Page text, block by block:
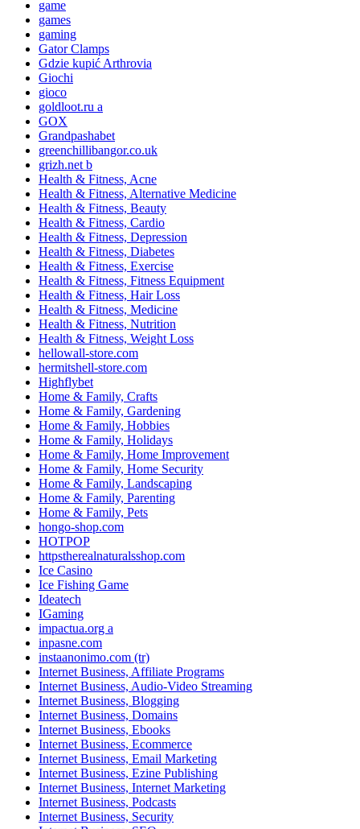
game
games
gaming
Gator Clamps
Gdzie kupić Arthrovia
Giochi
gioco
goldloot.ru a
GOX
Grandpashabet
greenchillibangor.co.uk
grizh.net b
Health & Fitness, Acne
Health & Fitness, Alternative Medicine
Health & Fitness, Beauty
Health & Fitness, Cardio
Health & Fitness, Depression
Health & Fitness, Diabetes
Health & Fitness, Exercise
Health & Fitness, Fitness Equipment
Health & Fitness, Hair Loss
Health & Fitness, Medicine
Health & Fitness, Nutrition
Health & Fitness, Weight Loss
hellowall-store.com
hermitshell-store.com
Highflybet
Home & Family, Crafts
Home & Family, Gardening
Home & Family, Hobbies
Home & Family, Holidays
Home & Family, Home Improvement
Home & Family, Home Security
Home & Family, Landscaping
Home & Family, Parenting
Home & Family, Pets
hongo-shop.com
HOTPOP
httpstherealnaturalsshop.com
Ice Casino
Ice Fishing Game
Ideatech
IGaming
impactua.org a
inpasne.com
instaanonimo.com (tr)
Internet Business, Affiliate Programs
Internet Business, Audio-Video Streaming
Internet Business, Blogging
Internet Business, Domains
Internet Business, Ebooks
Internet Business, Ecommerce
Internet Business, Email Marketing
Internet Business, Ezine Publishing
Internet Business, Internet Marketing
Internet Business, Podcasts
Internet Business, Security